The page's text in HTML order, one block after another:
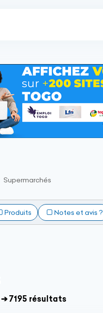
Supermarchés
Produits Notes et avis ?
➔ 7195 résultats